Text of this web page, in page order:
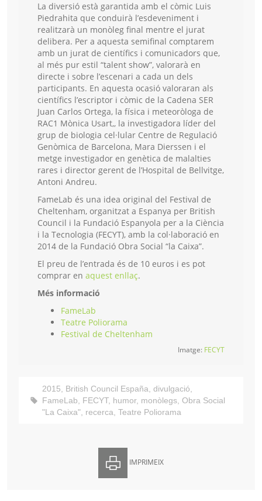
La diversió està garantida amb el còmic Luis
Piedrahita que conduirà l’esdeveniment i
realitzarà un monòleg final mentre el jurat
delibera. Per a aquesta semifinal comptarem
amb un jurat de científics i comunicadors que,
al més pur estil “talent show”, valorarà en
directe i sobre l’escenari a cada un dels
participants. En aquesta ocasió valoraran als
científics l’escriptor i còmic de la Cadena SER
Juan Carlos Ortega, la física i meteoròloga de
RAC1 Mònica Usart,, la investigadora líder del
grup de biologia cel·lular Centre de Regulació
Genòmica de Barcelona, Mara Dierssen i el
metge investigador en genètica de malalties
rares i director gerent de l’Hospital de Bellvitge,
Antoni Andreu.
FameLab és una idea original del Festival de
Cheltenham, organitzat a Espanya per British
Council i la Fundació Espanyola per a la Ciència
i la Tecnologia (FECYT), amb la col·laboració en
2014 de la Fundació Obra Social “la Caixa”.
El preu de l’entrada és de 10 euros i es pot
comprar en aquest enllaç.
Més informació
FameLab
Teatre Poliorama
Festival de Cheltenham
Imatge: FECYT
2015, British Council España, divulgació,
FameLab, FECYT, humor, monòlegs, Obra Social
"La Caixa", recerca, Teatre Poliorama
IMPRIMEIX